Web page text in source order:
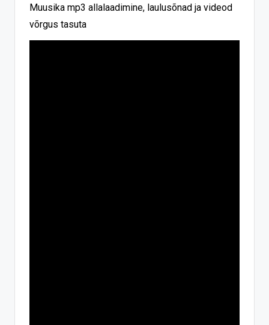
Muusika mp3 allalaadimine, laulusõnad ja videod
võrgus tasuta